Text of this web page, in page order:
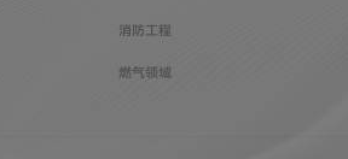
消防工程
燃气领域